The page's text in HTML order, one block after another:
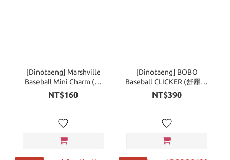
[Dinotaeng] Marshville
Baseball Mini Charm (吊
飾) - 5Types
NT$160
[Dinotaeng] BOBO
Baseball CLICKER (舒壓按
鍵吊飾)
NT$390